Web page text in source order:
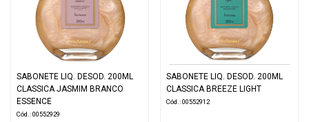
SABONETE LIQ. DESOD. 200ML
CLASSICA JASMIM BRANCO
ESSENCE
Cód.: 00552929
SABONETE LIQ. DESOD. 200ML
CLASSICA BREEZE LIGHT
Cód.: 00552912